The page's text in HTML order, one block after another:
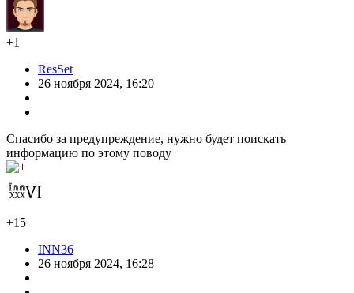
+1
ResSet
26 ноября 2024, 16:20
Спасибо за предупреждение, нужно будет поискать
информацию по этому поводу
+15
INN36
26 ноября 2024, 16:28